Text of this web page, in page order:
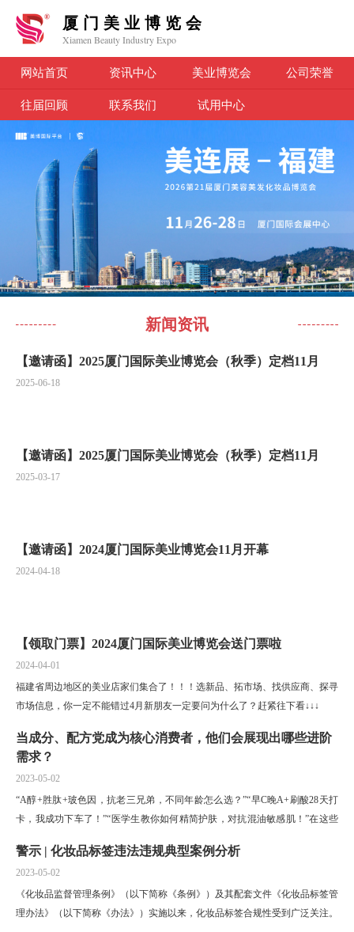
厦门美业博览会
Xiamen Beauty Industry Expo
网站首页 资讯中心 美业博览会 公司荣誉
往届回顾 联系我们 试用中心
新闻资讯
【邀请函】2025厦门国际美业博览会（秋季）定档11月
2025-06-18
【邀请函】2025厦门国际美业博览会（秋季）定档11月
2025-03-17
【邀请函】2024厦门国际美业博览会11月开幕
2024-04-18
【领取门票】2024厦门国际美业博览会送门票啦
2024-04-01
福建省周边地区的美业店家们集合了！！！选新品、拓市场、找供应商、探寻
市场信息，你一定不能错过4月新朋友一定要问为什么了？赶紧往下看↓↓↓
当成分、配方党成为核心消费者，他们会展现出哪些进阶
需求？
2023-05-02
“A醇+胜肽+玻色因，抗老三兄弟，不同年龄怎么选？”“早C晚A+刷酸28天打
卡，我成功下车了！”“医学生教你如何精简护肤，对抗混油敏感肌！”在这些
警示 | 化妆品标签违法违规典型案例分析
2023-05-02
《化妆品监督管理条例》（以下简称《条例》）及其配套文件《化妆品标签管
理办法》（以下简称《办法》）实施以来，化妆品标签合规性受到广泛关注。